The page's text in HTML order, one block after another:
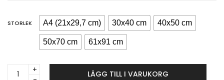
STORLEK A4 (21x29,7 cm) 30x40 cm 40x50 cm
50x70 cm 61x91 cm
Love
LÄGG TILL I VARUKORG